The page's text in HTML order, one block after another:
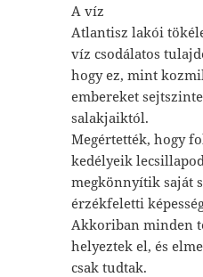
A víz
Atlantisz lakói
víz csodálatos
hogy ez, mint
embereket
salakjaiktól.
Megértették, hogy
kedélyeik
megkönnyítik saját
érzékfeletti
Akkoriban minden
helyeztek el, és
csak tudtak.